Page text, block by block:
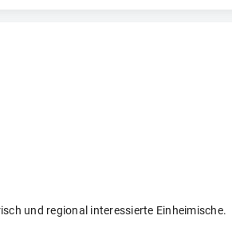
und regional interessierte Einheimische.